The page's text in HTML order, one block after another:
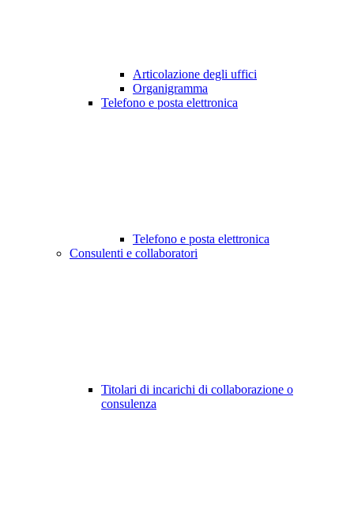
Articolazione degli uffici
Organigramma
Telefono e posta elettronica
Telefono e posta elettronica
Consulenti e collaboratori
Titolari di incarichi di collaborazione o
consulenza